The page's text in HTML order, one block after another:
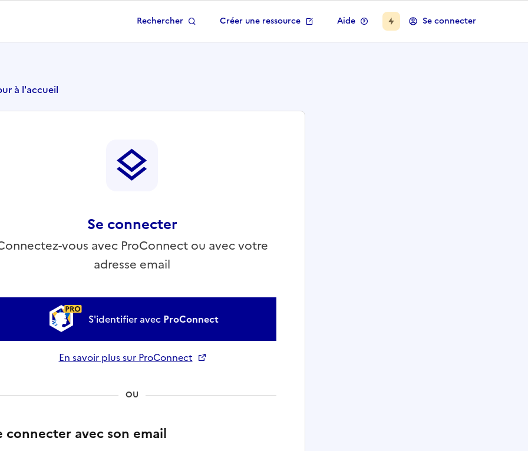
la page d'accueil
Rechercher Créer une ressource Aide Se connecter
à l'accueil
Se connecter
vous avec ProConnect ou avec votre
adresse email
S'identifier avec ProConnect
En savoir plus sur ProConnect
OU
connecter avec son email